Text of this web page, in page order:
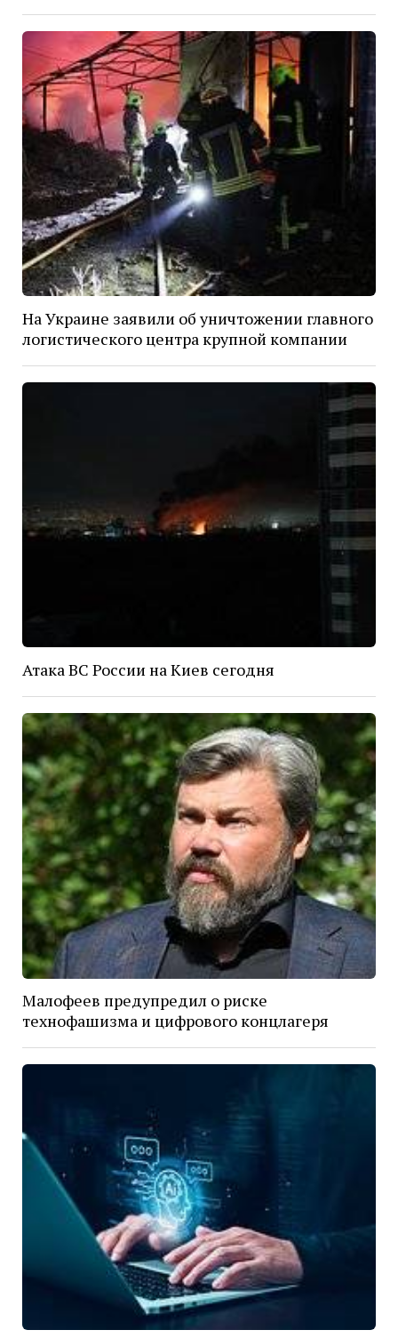
На Украине заявили об уничтожении главного
логистического центра крупной компании
Атака ВС России на Киев сегодня
Малофеев предупредил о риске
технофашизма и цифрового концлагеря